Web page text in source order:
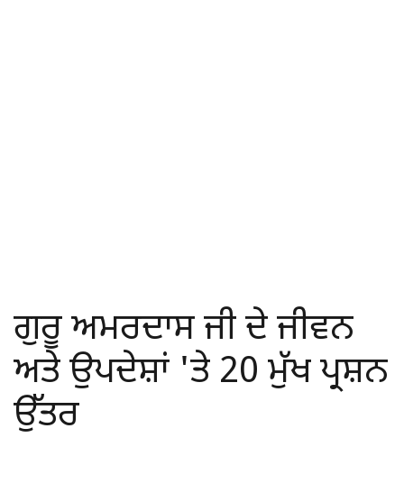
ਗੁਰੂ ਅਮਰਦਾਸ ਜੀ ਦੇ ਜੀਵਨ
ਅਤੇ ਉਪਦੇਸ਼ਾਂ 'ਤੇ 20 ਮੁੱਖ ਪ੍ਰਸ਼ਨ
ਉੱਤਰ